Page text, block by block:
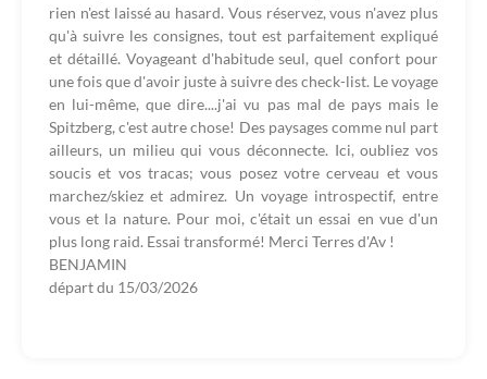
rien n'est laissé au hasard. Vous réservez, vous n'avez plus
qu'à suivre les consignes, tout est parfaitement expliqué
et détaillé. Voyageant d'habitude seul, quel confort pour
une fois que d'avoir juste à suivre des check-list. Le voyage
en lui-même, que dire....j'ai vu pas mal de pays mais le
Spitzberg, c'est autre chose! Des paysages comme nul part
ailleurs, un milieu qui vous déconnecte. Ici, oubliez vos
soucis et vos tracas; vous posez votre cerveau et vous
marchez/skiez et admirez. Un voyage introspectif, entre
vous et la nature. Pour moi, c'était un essai en vue d'un
plus long raid. Essai transformé! Merci Terres d'Av !
BENJAMIN
départ du 15/03/2026